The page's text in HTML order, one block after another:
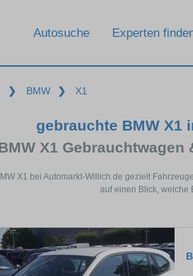
Autosuche Experten
❯ BMW ❯ X1
gebrauchte BMW X1
X1
X1 bei Automarkt-Willich.de gezielt
auf einen Blick, welche